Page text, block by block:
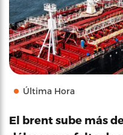
Última Hora
El brent sube más